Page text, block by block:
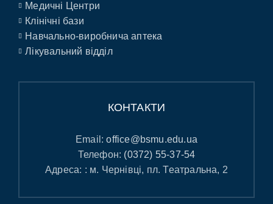
Медичні Центри
Клінічні бази
Навчально-виробнича аптека
Лікувальний відділ
КОНТАКТИ
Email:office@bsmu.edu.ua
Телефон: (0372) 55-37-54
Адреса: : м. Чернівці, пл. Театральна, 2